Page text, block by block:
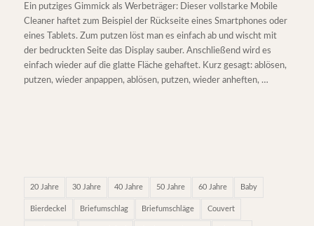
Ein putziges Gimmick als Werbeträger: Dieser vollstarke Mobile
Cleaner haftet zum Beispiel der Rückseite eines Smartphones oder
eines Tablets. Zum putzen löst man es einfach ab und wischt mit
der bedruckten Seite das Display sauber. Anschließend wird es
einfach wieder auf die glatte Fläche gehaftet. Kurz gesagt: ablösen,
putzen, wieder anpappen, ablösen, putzen, wieder anheften, …
20 Jahre 30 Jahre 40 Jahre 50 Jahre 60 Jahre Baby
Bierdeckel Briefumschlag Briefumschläge Couvert